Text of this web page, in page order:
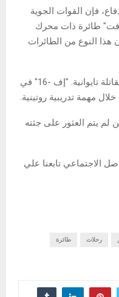
فإن القوات الجوية
طائرة ذات محرك
هذا النوع من الطائرات
وفي يناير الماضي، تحطمت طائرة مقاتلة تايوانية. "إف -16" في
مهمة تدريبية روتينية.
لم يتم العثور على جثته
الاجتماعي تابعنا علي
رحلات طائرة